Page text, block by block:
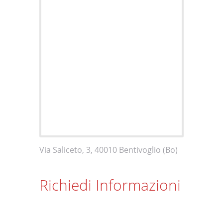
Via Saliceto, 3, 40010 Bentivoglio (Bo)‎
Richiedi Informazioni